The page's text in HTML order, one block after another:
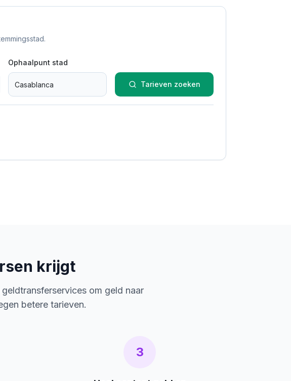
Ophaalpunt stad
Tarieven zoeken
krijgt
om geld naar
betere tarieven.
3